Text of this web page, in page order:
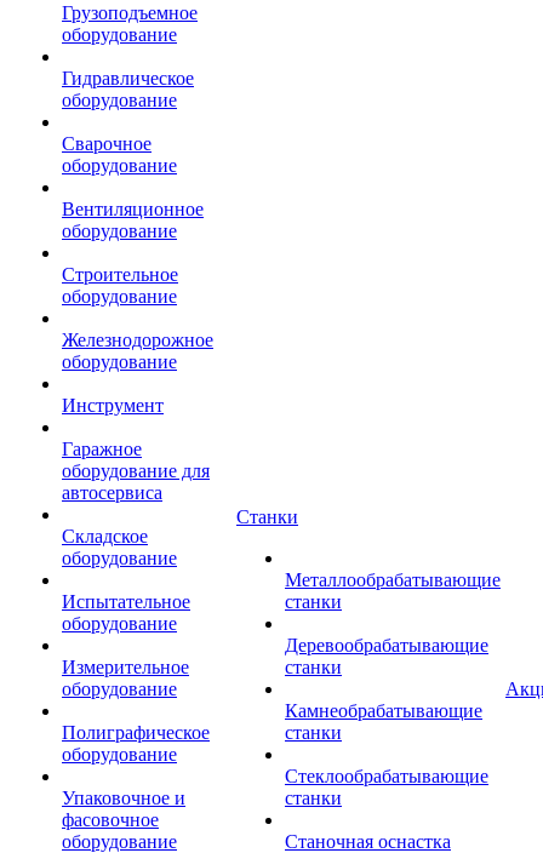
Грузоподъемное
оборудование
Гидравлическое
оборудование
Сварочное
оборудование
Вентиляционное
оборудование
Строительное
оборудование
Железнодорожное
оборудование
Инструмент
Гаражное
оборудование для
автосервиса
Складское
оборудование
Испытательное
оборудование
Измерительное
оборудование
Полиграфическое
оборудование
Упаковочное и
фасовочное
оборудование
Станки
Металлообрабатывающие
станки
Деревообрабатывающие
станки
Камнеобрабатывающие
станки
Стеклообрабатывающие
станки
Станочная оснастка